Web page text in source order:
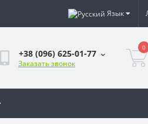
Язык
+38 (096) 625-01-77
Заказать звонок
0